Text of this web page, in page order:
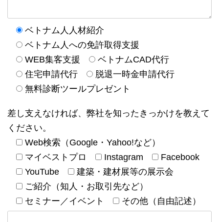
ベトナム人人材紹介
ベトナム人への免許取得支援
WEB集客支援
ベトナムCAD代行
住宅申請代行
脱退一時金申請代行
無料診断ツールプレゼント
差し支えなければ、弊社を知ったきっかけを教えて
ください。
Web検索（Google・Yahoo!など）
マイベストプロ
Instagram
Facebook
YouTube
建築・建材展等の展示会
ご紹介（知人・お取引先など）
セミナー／イベント
その他（自由記述）